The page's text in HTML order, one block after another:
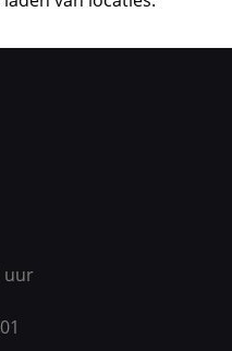
uur